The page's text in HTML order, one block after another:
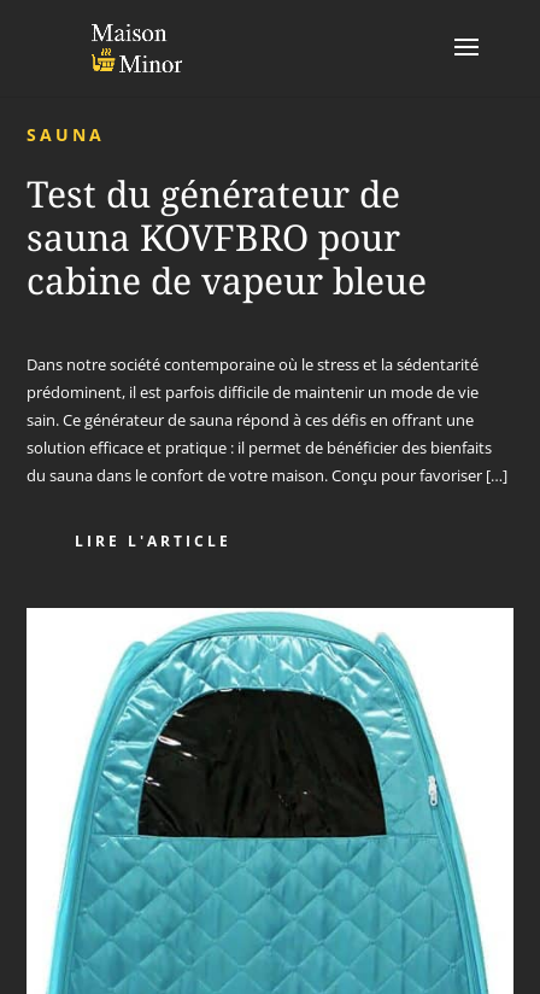
SAUNA
Test du générateur de
sauna KOVFBRO pour
cabine de vapeur bleue
Dans notre société contemporaine où le stress et la sédentarité
prédominent, il est parfois difficile de maintenir un mode de vie
sain. Ce générateur de sauna répond à ces défis en offrant une
solution efficace et pratique : il permet de bénéficier des bienfaits
du sauna dans le confort de votre maison. Conçu pour favoriser […]
LIRE L'ARTICLE